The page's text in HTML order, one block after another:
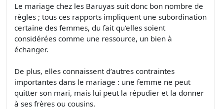
Le mariage chez les Baruyas suit donc bon nombre de
règles ; tous ces rapports impliquent une subordination
certaine des femmes, du fait qu’elles soient
considérées comme une ressource, un bien à
échanger.
De plus, elles connaissent d’autres contraintes
importantes dans le mariage : une femme ne peut
quitter son mari, mais lui peut la répudier et la donner
à ses frères ou cousins.